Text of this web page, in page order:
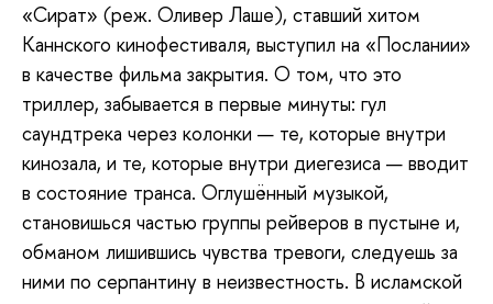
«Сират» (реж. Оливер Лаше), ставший хитом
Каннского кинофестиваля, выступил на «Послании»
в качестве фильма закрытия. О том, что это
триллер, забывается в первые минуты: гул
саундтрека через колонки — те, которые внутри
кинозала, и те, которые внутри диегезиса — вводит
в состояние транса. Оглушённый музыкой,
становишься частью группы рейверов в пустыне и,
обманом лишившись чувства тревоги, следуешь за
ними по серпантину в неизвестность. В исламской